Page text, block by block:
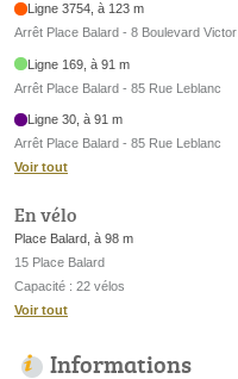
Ligne 3754, à 123 m
Arrêt Place Balard - 8 Boulevard Victor
Ligne 169, à 91 m
Arrêt Place Balard - 85 Rue Leblanc
Ligne 30, à 91 m
Arrêt Place Balard - 85 Rue Leblanc
Voir tout
En vélo
Place Balard, à 98 m
15 Place Balard
Capacité : 22 vélos
Voir tout
Informations